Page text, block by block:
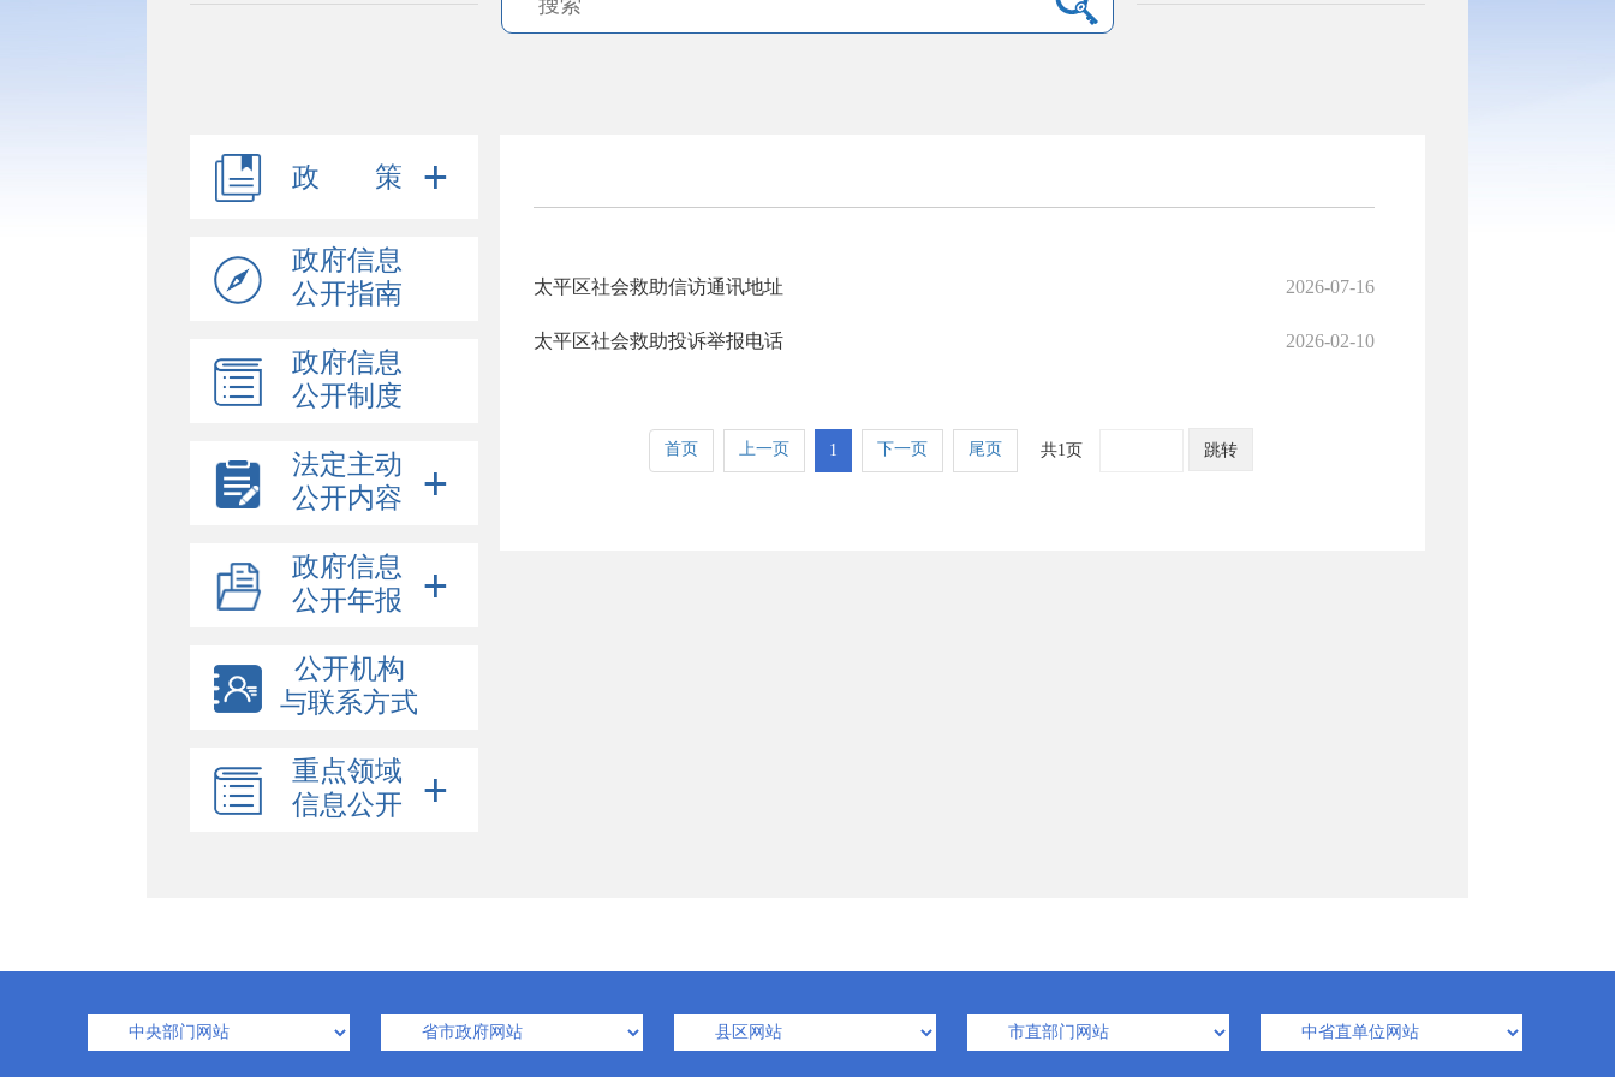
政 策
政府信息
公开指南
政府信息
公开制度
法定主动
公开内容
政府信息
公开年报
公开机构
与联系方式
重点领域
信息公开
太平区社会救助信访通讯地址 2026-07-16
太平区社会救助投诉举报电话 2026-02-10
首页 上一页 1 下一页 尾页 共1页 跳转